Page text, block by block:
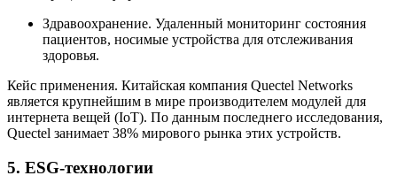
Здравоохранение. Удаленный мониторинг состояния
пациентов, носимые устройства для отслеживания
здоровья.
Кейс применения. Китайская компания Quectel Networks
является крупнейшим в мире производителем модулей для
интернета вещей (IoT). По данным последнего исследования,
Quectel занимает 38% мирового рынка этих устройств.
5. ESG-технологии